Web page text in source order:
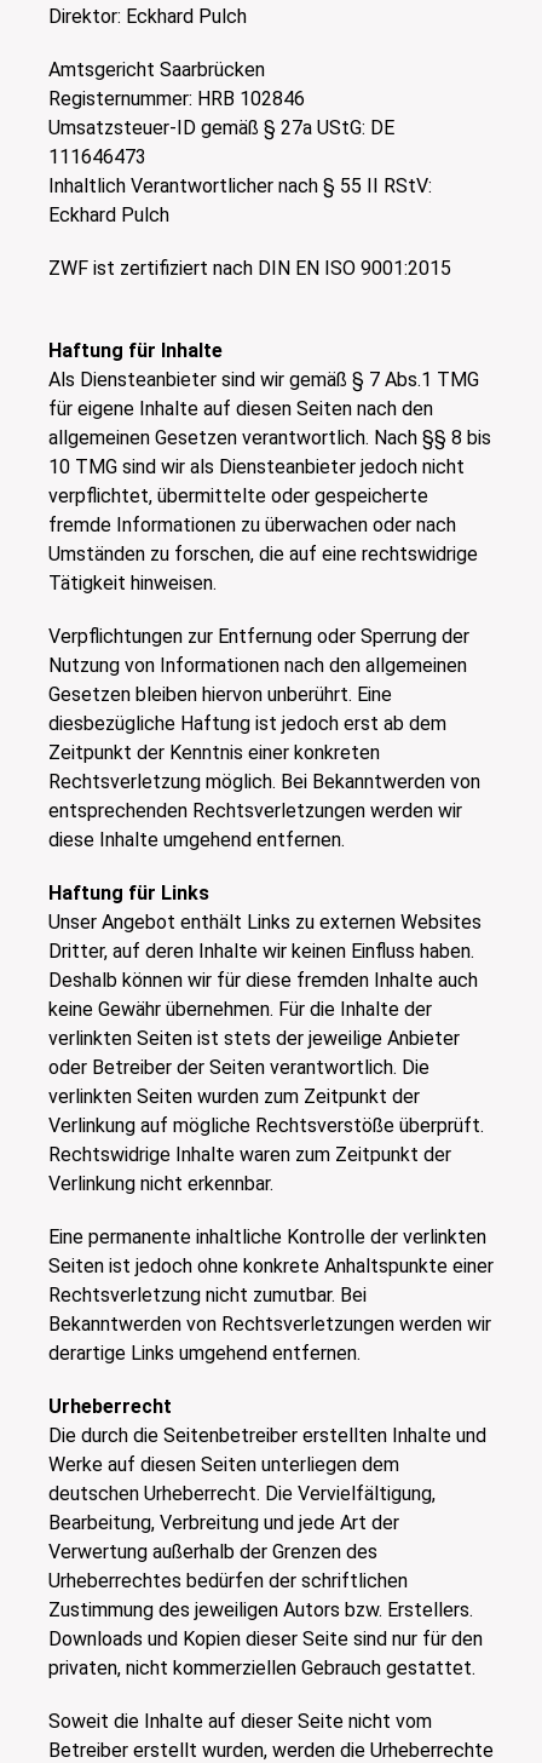
Direktor: Eckhard Pulch
Amtsgericht Saarbrücken
Registernummer: HRB 102846
Umsatzsteuer-ID gemäß § 27a UStG: DE
111646473
Inhaltlich Verantwortlicher nach § 55 II RStV:
Eckhard Pulch
ZWF ist zertifiziert nach DIN EN ISO 9001:2015
Haftung für Inhalte
Als Diensteanbieter sind wir gemäß § 7 Abs.1 TMG
für eigene Inhalte auf diesen Seiten nach den
allgemeinen Gesetzen verantwortlich. Nach §§ 8 bis
10 TMG sind wir als Diensteanbieter jedoch nicht
verpflichtet, übermittelte oder gespeicherte
fremde Informationen zu überwachen oder nach
Umständen zu forschen, die auf eine rechtswidrige
Tätigkeit hinweisen.
Verpflichtungen zur Entfernung oder Sperrung der
Nutzung von Informationen nach den allgemeinen
Gesetzen bleiben hiervon unberührt. Eine
diesbezügliche Haftung ist jedoch erst ab dem
Zeitpunkt der Kenntnis einer konkreten
Rechtsverletzung möglich. Bei Bekanntwerden von
entsprechenden Rechtsverletzungen werden wir
diese Inhalte umgehend entfernen.
Haftung für Links
Unser Angebot enthält Links zu externen Websites
Dritter, auf deren Inhalte wir keinen Einfluss haben.
Deshalb können wir für diese fremden Inhalte auch
keine Gewähr übernehmen. Für die Inhalte der
verlinkten Seiten ist stets der jeweilige Anbieter
oder Betreiber der Seiten verantwortlich. Die
verlinkten Seiten wurden zum Zeitpunkt der
Verlinkung auf mögliche Rechtsverstöße überprüft.
Rechtswidrige Inhalte waren zum Zeitpunkt der
Verlinkung nicht erkennbar.
Eine permanente inhaltliche Kontrolle der verlinkten
Seiten ist jedoch ohne konkrete Anhaltspunkte einer
Rechtsverletzung nicht zumutbar. Bei
Bekanntwerden von Rechtsverletzungen werden wir
derartige Links umgehend entfernen.
Urheberrecht
Die durch die Seitenbetreiber erstellten Inhalte und
Werke auf diesen Seiten unterliegen dem
deutschen Urheberrecht. Die Vervielfältigung,
Bearbeitung, Verbreitung und jede Art der
Verwertung außerhalb der Grenzen des
Urheberrechtes bedürfen der schriftlichen
Zustimmung des jeweiligen Autors bzw. Erstellers.
Downloads und Kopien dieser Seite sind nur für den
privaten, nicht kommerziellen Gebrauch gestattet.
Soweit die Inhalte auf dieser Seite nicht vom
Betreiber erstellt wurden, werden die Urheberrechte